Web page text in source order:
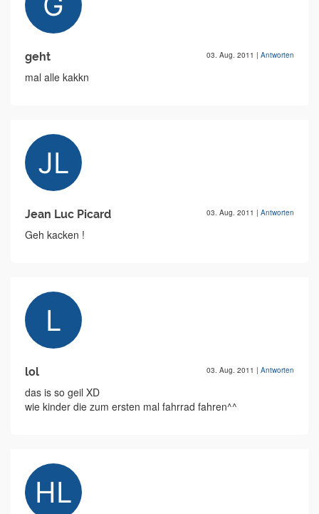
geht 03. Aug. 2011 | Antworten
mal alle kakkn
Jean Luc Picard 03. Aug. 2011 | Antworten
Geh kacken !
lol 03. Aug. 2011 | Antworten
das is so geil XD
wie kinder die zum ersten mal fahrrad fahren^^